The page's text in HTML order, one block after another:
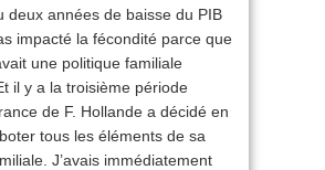
deux années de baisse du PIB
impacté la fécondité parce que
une politique familiale
il y a la troisième période
de F. Hollande a décidé en
tous les éléments de sa
J’avais immédiatement